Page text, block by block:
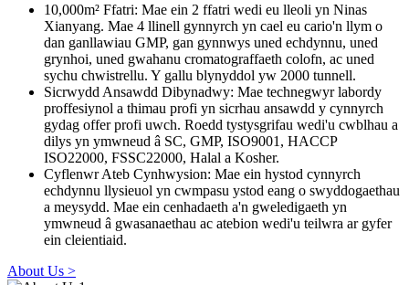
10,000m² Ffatri: Mae ein 2 ffatri wedi eu lleoli yn Ninas
Xianyang. Mae 4 llinell gynnyrch yn cael eu cario'n llym o
dan ganllawiau GMP, gan gynnwys uned echdynnu, uned
grynhoi, uned gwahanu cromatograffaeth colofn, ac uned
sychu chwistrellu. Y gallu blynyddol yw 2000 tunnell.
Sicrwydd Ansawdd Dibynadwy: Mae technegwyr labordy
proffesiynol a thimau profi yn sicrhau ansawdd y cynnyrch
gydag offer profi uwch. Roedd tystysgrifau wedi'u cwblhau a
dilys yn ymwneud â SC, GMP, ISO9001, HACCP
ISO22000, FSSC22000, Halal a Kosher.
Cyflenwr Ateb Cynhwysion: Mae ein hystod cynnyrch
echdynnu llysieuol yn cwmpasu ystod eang o swyddogaethau
a meysydd. Mae ein cenhadaeth a'n gweledigaeth yn
ymwneud â gwasanaethau ac atebion wedi'u teilwra ar gyfer
ein cleientiaid.
About Us >